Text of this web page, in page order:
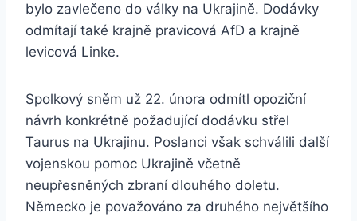
bylo zavlečeno do války na Ukrajině. Dodávky
odmítají také krajně pravicová AfD a krajně
levicová Linke.
Spolkový sněm už 22. února odmítl opoziční
návrh konkrétně požadující dodávku střel
Taurus na Ukrajinu. Poslanci však schválili další
vojenskou pomoc Ukrajině včetně
neupřesněných zbraní dlouhého doletu.
Německo je považováno za druhého největšího